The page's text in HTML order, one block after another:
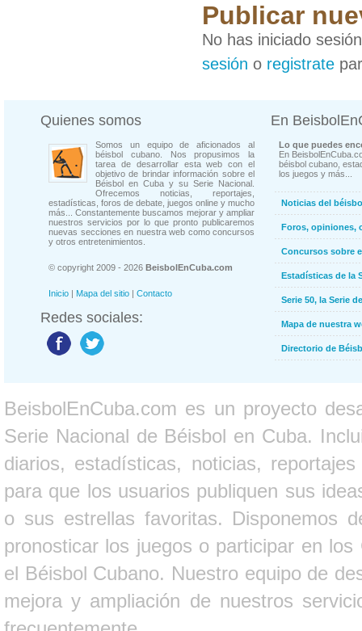
Publicar
No has iniciado
sesión o registrate
Quienes somos
Somos un equipo de aficionados al
béisbol cubano. Nos propusimos la
tarea de desarrollar esta web con el
objetivo de brindar información sobre el
Béisbol en Cuba y su Serie Nacional.
Ofrecemos noticias, reportajes,
estadísticas, foros de debate, juegos online y mucho
más... Constantemente buscamos mejorar y ampliar
nuestros servicios por lo que pronto publicaremos
nuevas secciones en nuestra web como concursos
y otros entretenimientos.
© copyright 2009 - 2026 BeisbolEnCuba.com
Inicio | Mapa del sitio | Contacto
Redes sociales:
En
Lo que puedes
En
béisbol cubano,
los juegos y más...
Noticias del
Foros, opiniones,
Concursos sobre
Estadísticas de la
Serie 50, la Serie
Mapa de nuestra
Directorio de
BeisbolEnCuba.com es un proyecto
Serie Nacional de Béisbol en Cuba.
diarios, estadísticas, noticias,
para que los usuarios publiquen sus
o sus estrellas favoritas. Disponemos
pronosticar los juegos o participar en
el Béisbol Cubano. Nuestro equipo de
mejora y ampliación de nuestros